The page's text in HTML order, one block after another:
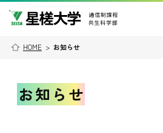
HOME > お知らせ
お知らせ